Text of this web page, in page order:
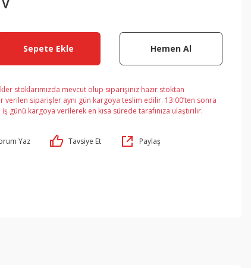
Sepete Ekle Hemen Al
stoklarımızda mevcut olup siparişiniz hazır stoktan
verilen siparişler aynı gün kargoya teslim edilir. 13:00’ten sonra
kargoya verilerek en kısa sürede tarafınıza ulaştırılır.
Yaz Tavsiye Et Paylaş